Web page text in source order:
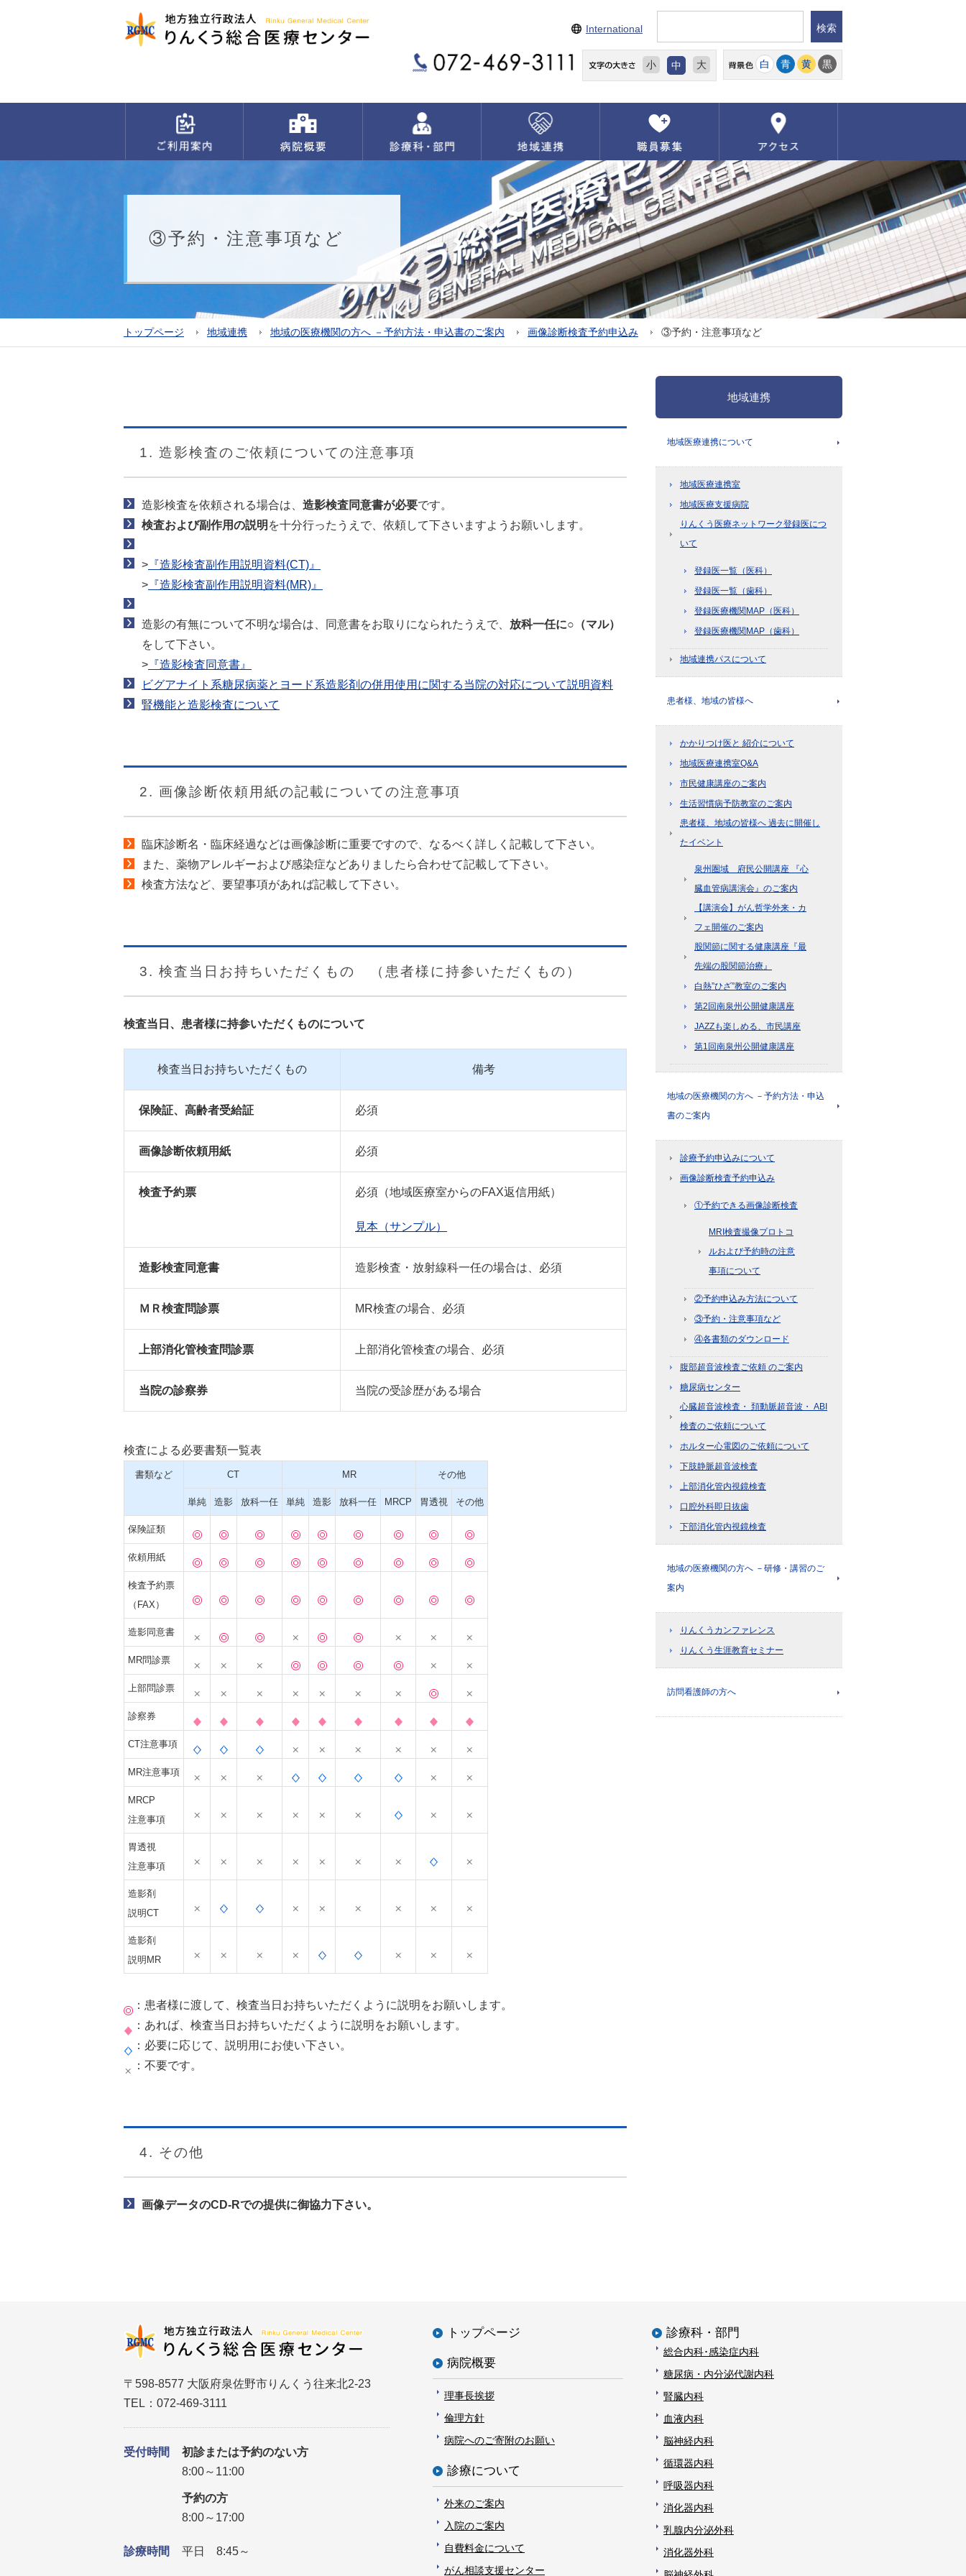
International
白 青 黄 黒
小 中 大
③予約・注意事項など
トップページ 地域連携 地域の医療機関の方へ －予約方法・申込書のご案内 画像診断検査予約申込み ③予約・注意事項など
1. 造影検査のご依頼についての注意事項
造影検査を依頼される場合は、 造影検査同意書が必要です。
検査および副作用の説明 を十分行ったうえで、依頼して下さいますようお願いします。
> 『造影検査副作用説明資料(CT)』
> 『造影検査副作用説明資料(MR)』
造影の有無について不明な場合は、同意書をお取りになられたうえで、 放科一任に○（マル）
をして下さい。
> 『造影検査同意書』
ビグアナイト系糖尿病薬とヨード系造影剤の併用使用に関する当院の対応について説明資料
腎機能と造影検査について
2. 画像診断依頼用紙の記載についての注意事項
臨床診断名・臨床経過などは画像診断に重要ですので、なるべく詳しく記載して下さい。
また、薬物アレルギーおよび感染症などありましたら合わせて記載して下さい。
検査方法など、要望事項があれば記載して下さい。
3. 検査当日お持ちいただくもの （患者様に持参いただくもの）
検査当日、患者様に持参いただくものについて
検査当日お持ちいただくもの 備考
保険証、高齢者受給証 必須
画像診断依頼用紙 必須
検査予約票 必須（地域医療室からのFAX返信用紙）
見本（サンプル）
造影検査同意書 造影検査・放射線科一任の場合は、必須
ＭＲ検査問診票 MR検査の場合、必須
上部消化管検査問診票 上部消化管検査の場合、必須
当院の診察券 当院の受診歴がある場合
検査による必要書類一覧表
書類など CT MR その他
単純 造影 放科一任 単純 造影 放科一任 MRCP 胃透視 その他
保険証類
依頼用紙
検査予約票
（FAX）
造影同意書
MR問診票
上部問診票
診察券
CT注意事項
MR注意事項
MRCP
注意事項
胃透視
注意事項
造影剤
説明CT
造影剤
説明MR
：患者様に渡して、検査当日お持ちいただくように説明をお願いします。
：あれば、検査当日お持ちいただくように説明をお願いします。
：必要に応じて、説明用にお使い下さい。
：不要です。
4. その他
画像データのCD-Rでの提供に御協力下さい。
地域連携
地域医療連携について
地域医療連携室
地域医療支援病院
りんくう医療ネットワーク登録医につ
いて
登録医一覧（医科）
登録医一覧（歯科）
登録医療機関MAP（医科）
登録医療機関MAP（歯科）
地域連携パスについて
患者様、地域の皆様へ
かかりつけ医と 紹介について
地域医療連携室Q&A
市民健康講座のご案内
生活習慣病予防教室のご案内
患者様、地域の皆様へ 過去に開催し
たイベント
泉州圏域 府民公開講座 『心
臓血管病講演会』のご案内
【講演会】がん哲学外来・カ
フェ開催のご案内
股関節に関する健康講座『最
先端の股関節治療』
白熱”ひざ”教室のご案内
第2回南泉州公開健康講座
JAZZも楽しめる、市民講座
第1回南泉州公開健康講座
地域の医療機関の方へ －予約方法・申込
書のご案内
診療予約申込みについて
画像診断検査予約申込み
①予約できる画像診断検査
MRI検査撮像プロトコ
ルおよび予約時の注意
事項について
②予約申込み方法について
③予約・注意事項など
④各書類のダウンロード
腹部超音波検査ご依頼 のご案内
糖尿病センター
心臓超音波検査・ 頚動脈超音波・ ABI
検査のご依頼について
ホルター心電図のご依頼について
下肢静脈超音波検査
上部消化管内視鏡検査
口腔外科即日抜歯
下部消化管内視鏡検査
地域の医療機関の方へ －研修・講習のご
案内
りんくうカンファレンス
りんくう生涯教育セミナー
訪問看護師の方へ
〒598-8577 大阪府泉佐野市りんくう往来北2-23
TEL：072-469-3111
受付時間
初診または予約のない方
8:00～11:00
予約の方
8:00～17:00
診療時間 平日 8:45～
トップページ
病院概要
理事長挨拶
倫理方針
病院へのご寄附のお願い
診療について
外来のご案内
入院のご案内
自費料金について
がん相談支援センター
診療科・部門
総合内科･感染症内科
糖尿病・内分泌代謝内科
腎臓内科
血液内科
脳神経内科
循環器内科
呼吸器内科
消化器内科
乳腺内分泌外科
消化器外科